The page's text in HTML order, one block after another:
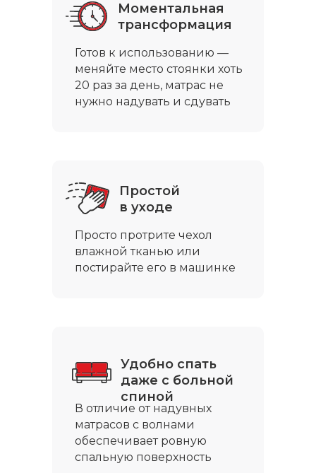
Моментальная
трансформация
Готов к использованию —
меняйте место стоянки хоть
20 раз за день, матрас не
нужно надувать и сдувать
Простой
в уходе
Просто протрите чехол
влажной тканью или
постирайте его в машинке
Удобно спать
даже с больной
спиной
В отличие от надувных
матрасов с волнами
обеспечивает ровную
спальную поверхность